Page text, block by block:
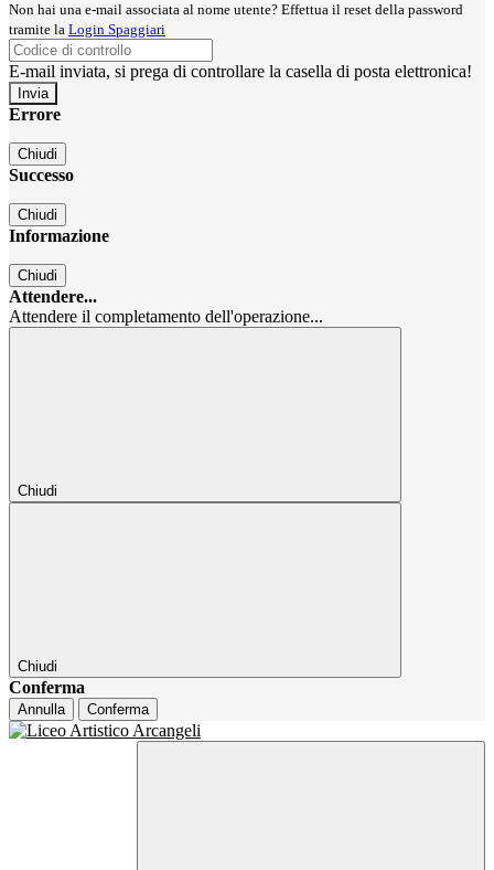
Non hai una e-mail associata al nome utente? Effettua il reset della password
tramite la Login Spaggiari
E-mail inviata, si prega di controllare la casella di posta elettronica!
Errore
Chiudi
Successo
Chiudi
Informazione
Chiudi
Attendere...
Attendere il completamento dell'operazione...
Chiudi
Chiudi
Conferma
Annulla Conferma